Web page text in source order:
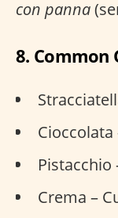
con panna
8. Common
Pistacchio
Crema –